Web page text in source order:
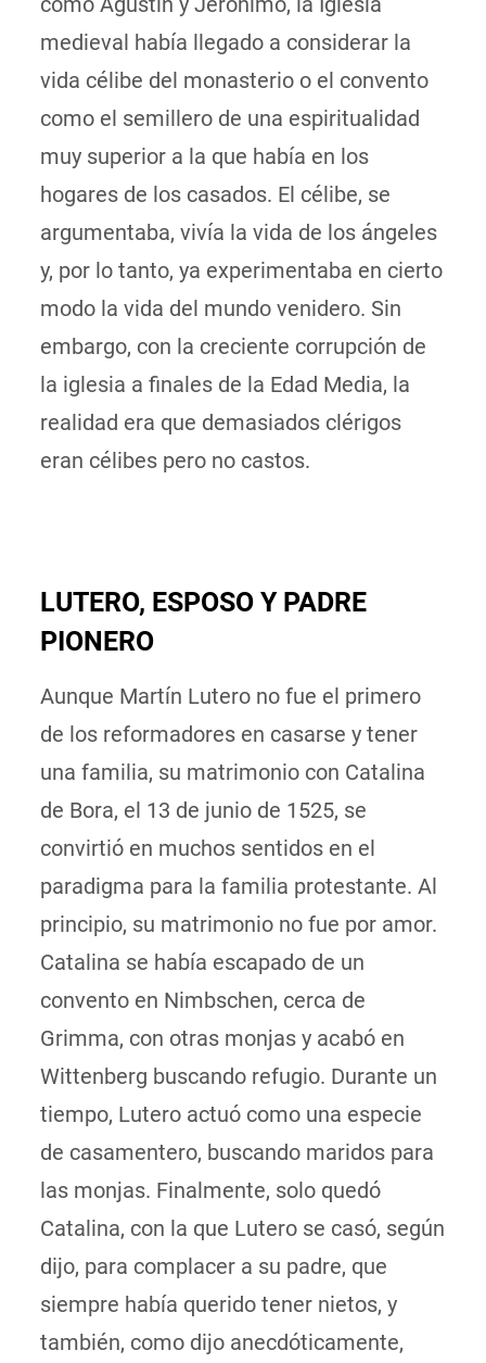
medieval había llegado a considerar la
vida célibe del monasterio o el convento
como el semillero de una espiritualidad
muy superior a la que había en los
hogares de los casados. El célibe, se
argumentaba, vivía la vida de los ángeles
y, por lo tanto, ya experimentaba en cierto
modo la vida del mundo venidero. Sin
embargo, con la creciente corrupción de
la iglesia a finales de la Edad Media, la
realidad era que demasiados clérigos
eran célibes pero no castos.
LUTERO, ESPOSO Y PADRE
PIONERO
Aunque Martín Lutero no fue el primero
de los reformadores en casarse y tener
una familia, su matrimonio con Catalina
de Bora, el 13 de junio de 1525, se
convirtió en muchos sentidos en el
paradigma para la familia protestante. Al
principio, su matrimonio no fue por amor.
Catalina se había escapado de un
convento en Nimbschen, cerca de
Grimma, con otras monjas y acabó en
Wittenberg buscando refugio. Durante un
tiempo, Lutero actuó como una especie
de casamentero, buscando maridos para
las monjas. Finalmente, solo quedó
Catalina, con la que Lutero se casó, según
dijo, para complacer a su padre, que
siempre había querido tener nietos, y
también, como dijo anecdóticamente,